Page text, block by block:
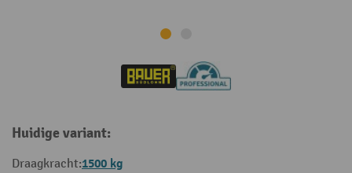
Huidige variant:
Draagkracht:1500 kg